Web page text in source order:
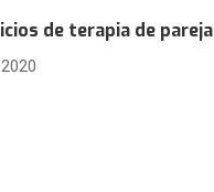
de terapia de pareja